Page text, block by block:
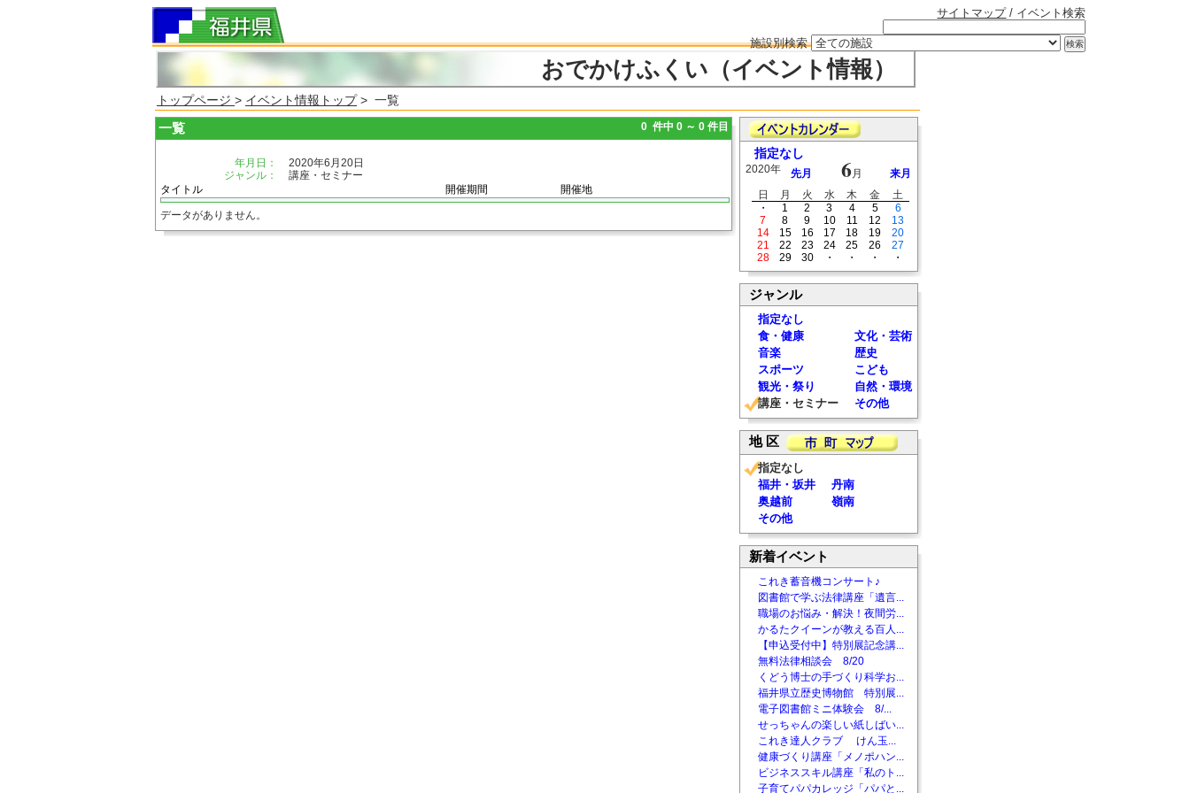
サイトマップ/ イベント検索
施設別検索
おでかけふくい（イベント情報）
トップページ > イベント情報トップ> 一覧
一覧 0 件中 0 ～ 0 件目
年月日：
2020年6月20日
ジャンル：
講座・セミナー
タイトル
開催期間 開催地
データがありません。
指定なし
2020年 先月 6月
来月
日
月 火 水 木 金
土
・
1 2 3 4 5
6
7
8 9 10 11 12
13
14
15 16 17 18 19
20
21
22 23 24 25 26
27
28
29 30 ・ ・ ・ ・
ジャンル
指定なし
食・健康
文化・芸術
音楽
歴史
スポーツ
こども
観光・祭り
自然・環境
講座・セミナー
その他
地 区
指定なし
福井・坂井
丹南
奥越前
嶺南
その他
新着イベント
これき蓄音機コンサート♪
図書館で学ぶ法律講座「遺言...
職場のお悩み・解決！夜間労...
かるたクイーンが教える百人...
【申込受付中】特別展記念講...
無料法律相談会 8/20
くどう博士の手づくり科学お...
福井県立歴史博物館 特別展...
電子図書館ミニ体験会 8/...
せっちゃんの楽しい紙しばい...
これき達人クラブ けん玉...
健康づくり講座「メノポハン...
ビジネススキル講座「私のト...
子育てパパカレッジ「パパと...